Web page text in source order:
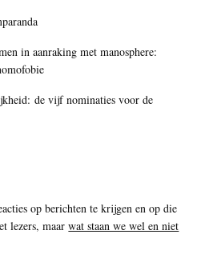
in aanraking met manosphere:
de vijf nominaties voor de
op berichten te krijgen en op die
lezers, maarwat staan we wel en niet